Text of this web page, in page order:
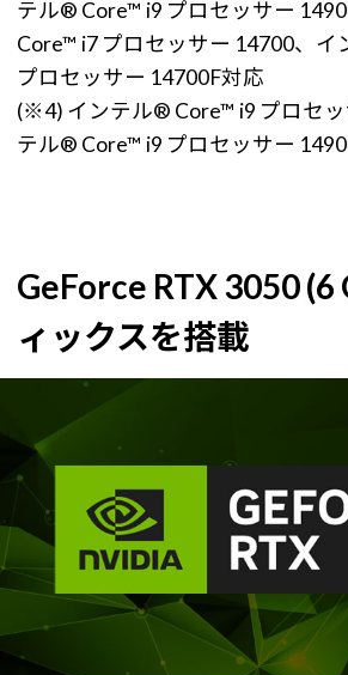
テル® Core™ i9 プロセッサー
Core™ i7 プロセッサー 14700、
プロセッサー 14700F対応
(※4) インテル® Core™ i9 プロセ
テル® Core™ i9 プロセッサー
GeForce RTX 3050 (6
ィックスを搭載